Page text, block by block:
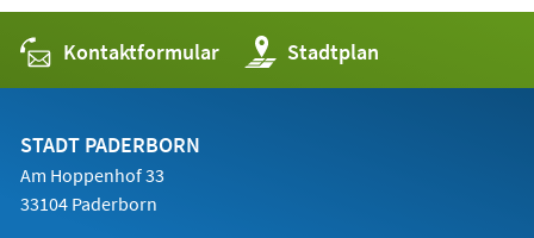
Kontaktformular Stadtplan
(Öffnet
in
einem
STADT PADERBORN
Am Hoppenhof 33
33104 Paderborn